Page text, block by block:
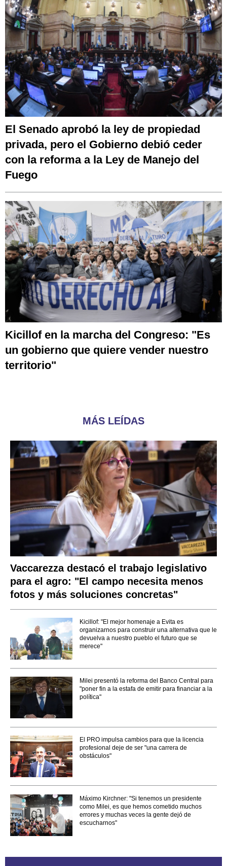
El Senado aprobó la ley de propiedad
privada, pero el Gobierno debió ceder
con la reforma a la Ley de Manejo del
Fuego
Kicillof en la marcha del Congreso: "Es
un gobierno que quiere vender nuestro
territorio"
MÁS LEÍDAS
Vaccarezza destacó el trabajo legislativo
para el agro: "El campo necesita menos
fotos y más soluciones concretas"
Kicillof: "El mejor homenaje a Evita es
organizarnos para construir una alternativa que le
devuelva a nuestro pueblo el futuro que se
merece"
Milei presentó la reforma del Banco Central para
"poner fin a la estafa de emitir para financiar a la
política"
El PRO impulsa cambios para que la licencia
profesional deje de ser "una carrera de
obstáculos"
Máximo Kirchner: "Si tenemos un presidente
como Milei, es que hemos cometido muchos
errores y muchas veces la gente dejó de
escucharnos"